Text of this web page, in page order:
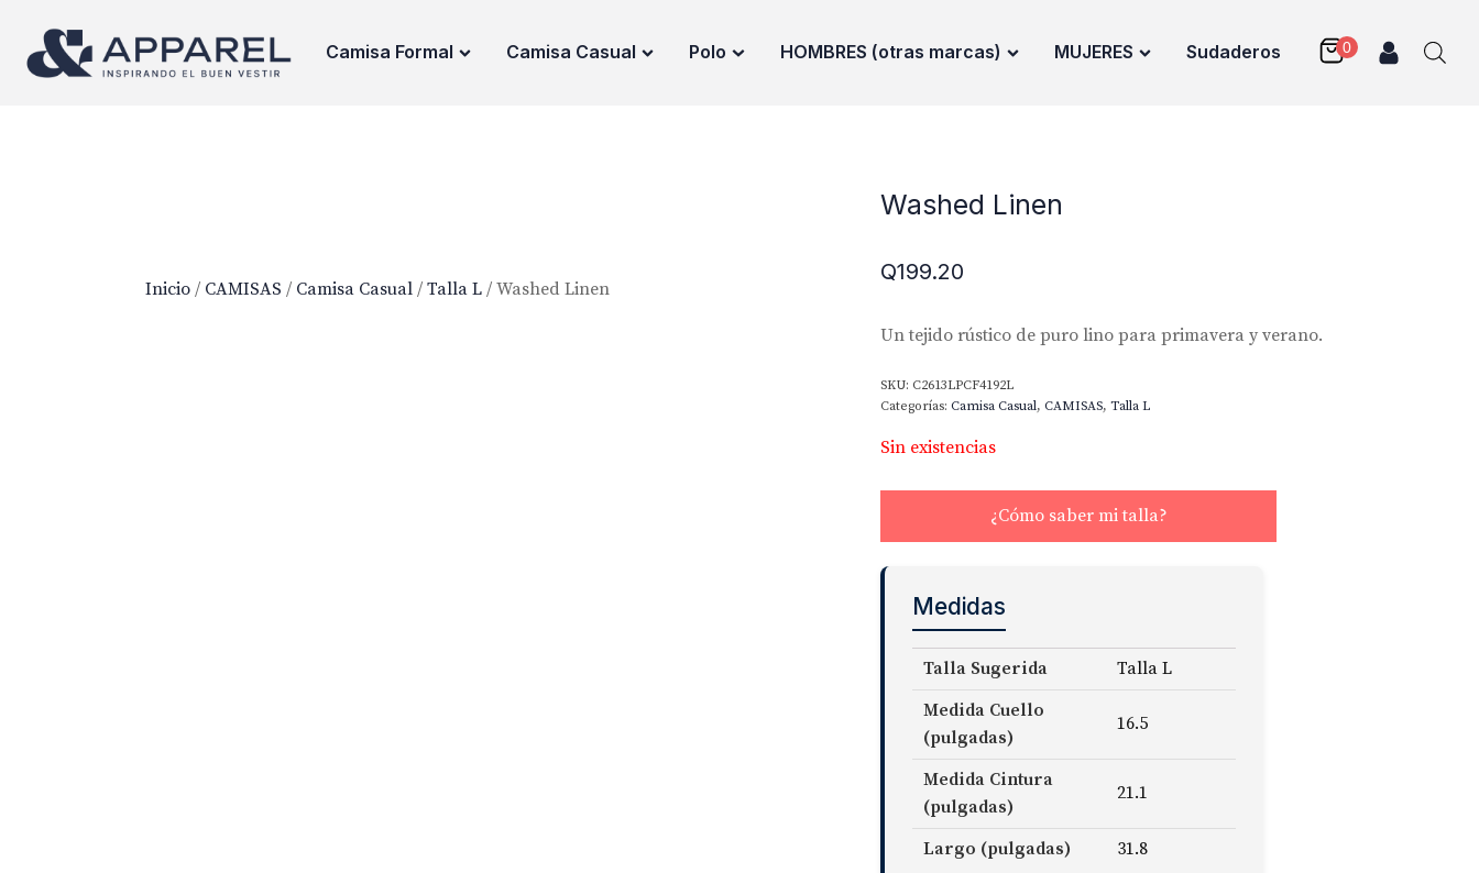
Camisa Formal Camisa Casual Polo HOMBRES (otras marcas) MUJERES Sudaderos
Inicio / CAMISAS / Camisa Casual / Talla L / Washed Linen
Washed Linen
Q199.20
Un tejido rústico de puro lino para primavera y verano.
SKU: C2613LPCF4192L
Categorías: Camisa Casual, CAMISAS, Talla L
Sin existencias
¿Cómo saber mi talla?
Medidas
Talla Sugerida
Talla L
Medida Cuello
(pulgadas)
16.5
Medida Cintura
(pulgadas)
21.1
Largo (pulgadas) 31.8